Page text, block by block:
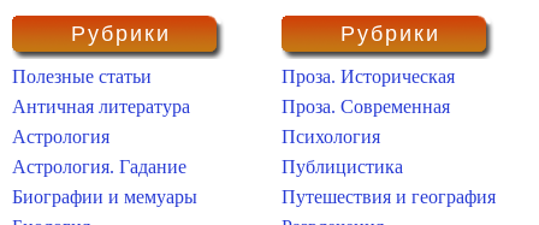
Рубрики
Полезные статьи
Античная литература
Астрология
Астрология. Гадание
Биографии и мемуары
Рубрики
Проза. Историческая
Проза. Современная
Психология
Публицистика
Путешествия и география